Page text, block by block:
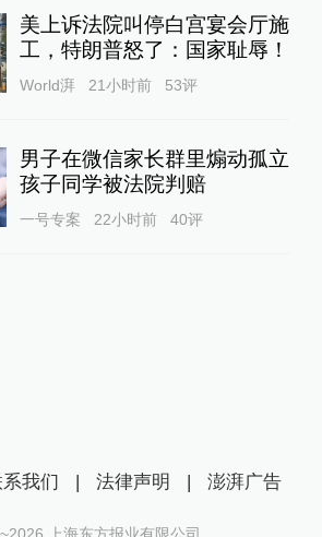
美上诉法院叫停白宫宴会厅施
工，特朗普怒了：国家耻辱！
World湃 21小时前 53评
男子在微信家长群里煽动孤立
孩子同学被法院判赔
一号专案 22小时前 40评
我们 | 法律声明 | 澎湃广告
2026 上海东方报业有限公司